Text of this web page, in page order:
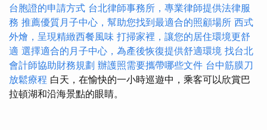
台胞證的申請方式 台北律師事務所，專業律師提供法律服
務 推薦優質月子中心，幫助您找到最適合的照顧場所 西式
外燴，呈現精緻西餐風味 打掃家裡，讓您的居住環境更舒
適 選擇適合的月子中心，為產後恢復提供舒適環境 找台北
會計師協助財務規劃 辦護照需要攜帶哪些文件 台中筋膜刀
放鬆療程 白天，在愉快的一小時巡遊中，乘客可以欣賞巴
拉頓湖和沿海景點的眼睛。